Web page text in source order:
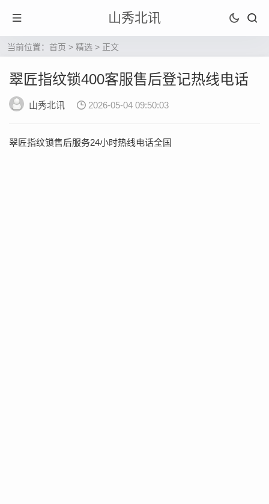
山秀北讯
当前位置： 首页 > 精选 > 正文
翠匠指纹锁400客服售后登记热线电话
山秀北讯 2026-05-04 09:50:03
翠匠指纹锁售后服务24小时热线电话全国